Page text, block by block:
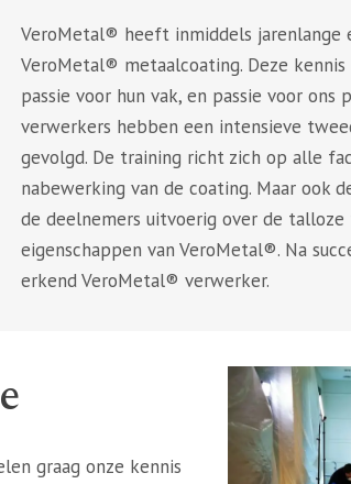
VeroMetal® heeft inmiddels jarenlange
VeroMetal® metaalcoating. Deze
passie voor hun vak, en passie voor
verwerkers hebben een intensieve
gevolgd. De training richt zich op alle
nabewerking van de coating. Maar ook
de deelnemers uitvoerig over de talloze
eigenschappen van VeroMetal®. Na
erkend VeroMetal® verwerker.
graag onze kennis